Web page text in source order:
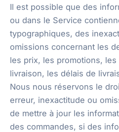
Il est possible que des
ou dans le Service
typographiques, des
omissions concernant les
les prix, les promotions,
livraison, les délais de
Nous nous réservons le
erreur, inexactitude ou
de mettre à jour les
des commandes, si des